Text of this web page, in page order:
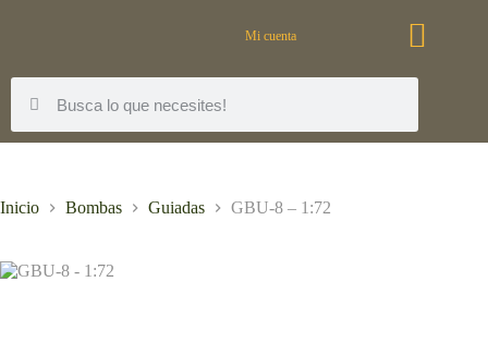
Mi cuenta
Inicio Bombas Guiadas GBU-8 – 1:72